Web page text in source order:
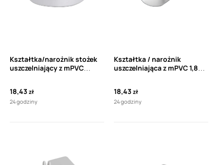
Kształtka/narożnik stożek
uszczelniający z mPVC
18,43zł
24 godziny
Kształtka / narożnik
uszczelniająca z mPVC 1,8
18,43zł
24 godziny